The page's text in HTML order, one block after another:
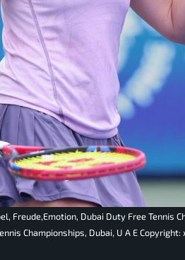
Freude,Emotion, Dubai Duty Free Tennis
Championships, Dubai, U A E